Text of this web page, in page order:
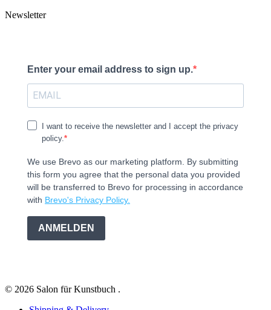
Newsletter
Enter your email address to sign up.
I want to receive the newsletter and I accept the privacy
policy.
We use Brevo as our marketing platform. By submitting
this form you agree that the personal data you provided
will be transferred to Brevo for processing in accordance
with Brevo's Privacy Policy.
ANMELDEN
© 2026 Salon für Kunstbuch .